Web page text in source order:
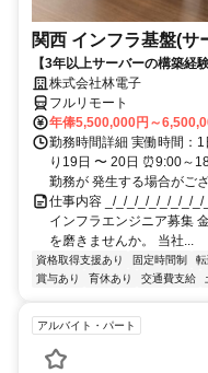
関西 インフラ基盤(サ
【3年以上サーバーの構築経
株式会社林電子
フルリモート
年俸5,500,000円～
勤務時間詳細 実働時間：
り19日 〜 20日 ⏰9:00～
勤務が 発生する場合がござ
仕事内容 _/_/_/_/_/_/_/_/
インフラエンジニア募集
を磨きませんか。 当社...
資格取得支援あり 固定時間制
賞与あり
育休あり 交通費支給
アルバイト・パート